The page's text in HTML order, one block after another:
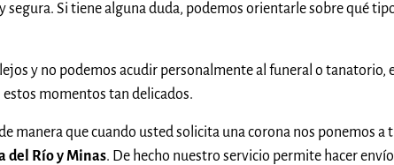
segura. Si tiene alguna duda, podemos orientarle sobre qué
y no podemos acudir personalmente al funeral o tanatorio,
momentos tan delicados.
manera que cuando usted solicita una corona nos ponemos
del Río y Minas. De hecho nuestro servicio permite hacer